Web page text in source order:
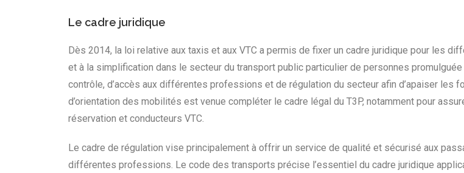
Le cadre juridique
Dès 2014, la loi relative aux taxis et aux VTC a permis de fixer un cadre juridique pour les
et à la simplification dans le secteur du transport public particulier de personnes
contrôle, d’accès aux différentes professions et de régulation du secteur afin d’apaiser les
d’orientation des mobilités est venue compléter le cadre légal du T3P, notamment pour
réservation et conducteurs VTC.
Le cadre de régulation vise principalement à offrir un service de qualité et sécurisé aux
différentes professions. Le code des transports précise l’essentiel du cadre juridique